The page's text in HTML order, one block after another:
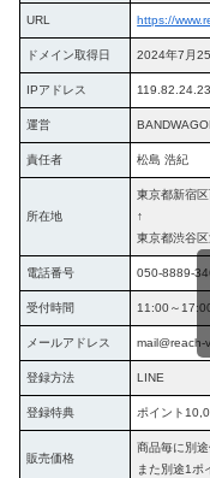
URL https://
ドメイン取得日 2024年7月
IPアドレス
運営
責任者 松島 浩紀
所在地
東京都新宿
↑
東京都渋谷
電話番号 050-8889-
受付時間 11:00～
メールアドレス mail@reach-
登録方法 LINE
登録特典 ポイント
販売価格
商品毎に別
また別途1ポ